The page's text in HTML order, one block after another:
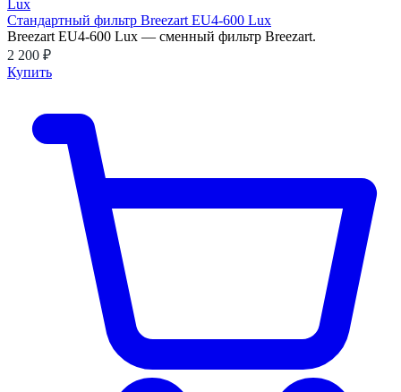
Стандартный фильтр Breezart EU4-600 Lux
Breezart EU4-600 Lux — сменный фильтр Breezart.
2 200 ₽
Купить